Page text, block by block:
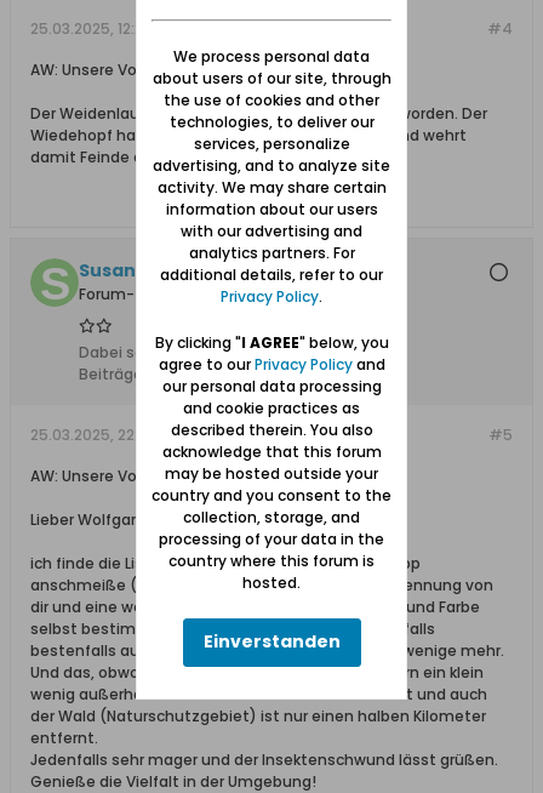
#4
25.03.2025, 12:24
AW: Unsere Vogelarten im Werder
Der Weidenlaubsänger ist bei uns auch selten geworden. Der
Wiedehopf hat wie ein Stinktier, eine Stinkdrüse und wehrt
damit Feinde ab.
Susanna
Forum-Teilnehmer
Dabei seit:06.11.2022
Beiträge:
59
#5
25.03.2025, 22:57
AW: Unsere Vogelarten im Werder
Lieber Wolfgang,
ich finde die Liste ganz wunderbar. Wenn ich die App
anschmeiße (ich habe zwei, die mit der Stimmerkennung von
dir und eine weitere, mit der ich nach Form, Größe und Farbe
selbst bestimmen muss), dann komme ich jedenfalls
bestenfalls auf eine gute Handvoll, Amsel, Spatz, wenige mehr.
Und das, obwohl es nicht direkt in der Stadt sondern ein klein
wenig außerhalb mit Landwirtschaft in der Nähe ist und auch
der Wald (Naturschutzgebiet) ist nur einen halben Kilometer
entfernt.
Jedenfalls sehr mager und der Insektenschwund lässt grüßen.
Genieße die Vielfalt in der Umgebung!
We process personal data
about users of our site, through
the use of cookies and other
technologies, to deliver our
services, personalize
advertising, and to analyze site
activity. We may share certain
information about our users
with our advertising and
analytics partners. For
additional details, refer to our
Privacy Policy.
By clicking "I AGREE" below, you
agree to ourPrivacy Policyand
our personal data processing
and cookie practices as
described therein. You also
acknowledge that this forum
may be hosted outside your
country and you consent to the
collection, storage, and
processing of your data in the
country where this forum is
hosted.
Einverstanden